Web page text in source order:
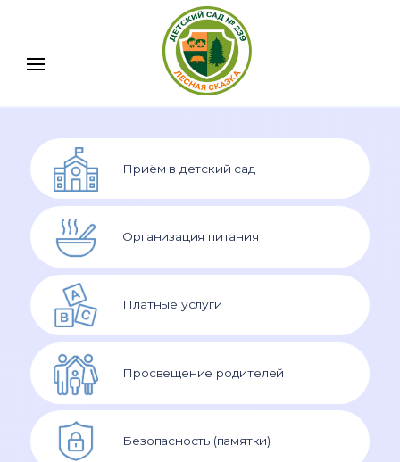
Приём в детский сад
Организация питания
Платные услуги
Просвещение родителей
Безопасность (памятки)